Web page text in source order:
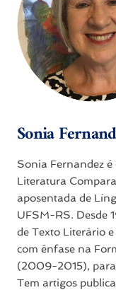
Sonia
Sonia Fernandez
Literatura
aposentada de
UFSM-RS. Desde
de Texto Literário
com ênfase na
(2009-2015),
Tem artigos